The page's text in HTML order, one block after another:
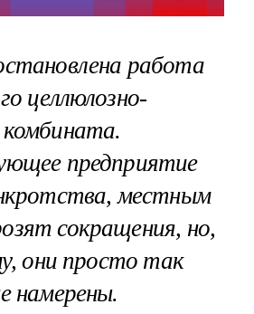
работа
целлюлозно-
предприятие
местным
сокращения, но,
они просто так
намерены.